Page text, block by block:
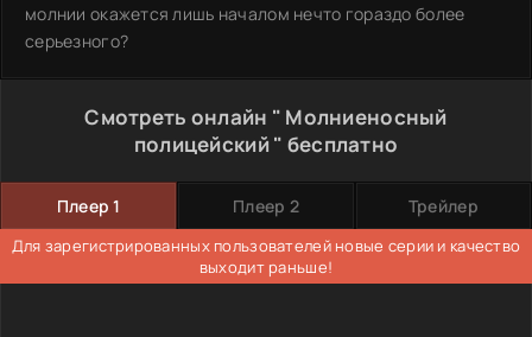
молнии окажется лишь началом нечто гораздо более
серьезного?
Смотреть онлайн " Молниеносный
полицейский " бесплатно
Плеер 1 Плеер 2 Трейлер
Для зарегистрированных пользователей новые серии и качество
выходит раньше!